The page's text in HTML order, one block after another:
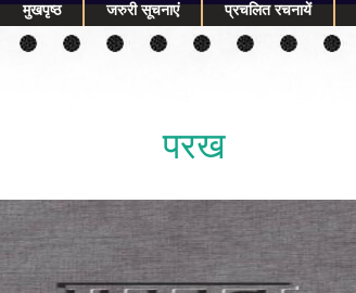
मुखपृष्ठ जरुरी सूचनाएं प्रचलित रचनायें
परख